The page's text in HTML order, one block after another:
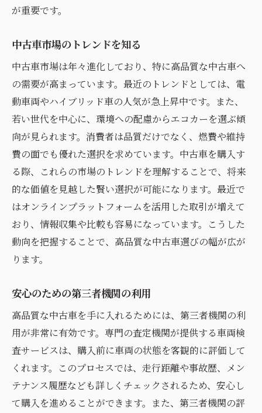
が重要です。
中古車市場のトレンドを知る
中古車市場は年々進化しており、特に高品質な中古車へ
の需要が高まっています。最近のトレンドとしては、電
動車両やハイブリッド車の人気が急上昇中です。また、
若い世代を中心に、環境への配慮からエコカーを選ぶ傾
向が見られます。消費者は品質だけでなく、燃費や維持
費の面でも優れた選択を求めています。中古車を購入す
る際、これらの市場のトレンドを理解することで、将来
的な価値を見越した賢い選択が可能になります。最近で
はオンラインプラットフォームを活用した取引が増えて
おり、情報収集や比較も容易になっています。こうした
動向を把握することで、高品質な中古車選びの幅が広が
ります。
安心のための第三者機関の利用
高品質な中古車を手に入れるためには、第三者機関の利
用が非常に有効です。専門の査定機関が提供する車両検
査サービスは、購入前に車両の状態を客観的に評価して
くれます。このプロセスでは、走行距離や事故歴、メン
テナンス履歴なども詳しくチェックされるため、安心し
て購入を進めることができます。また、第三者機関の評